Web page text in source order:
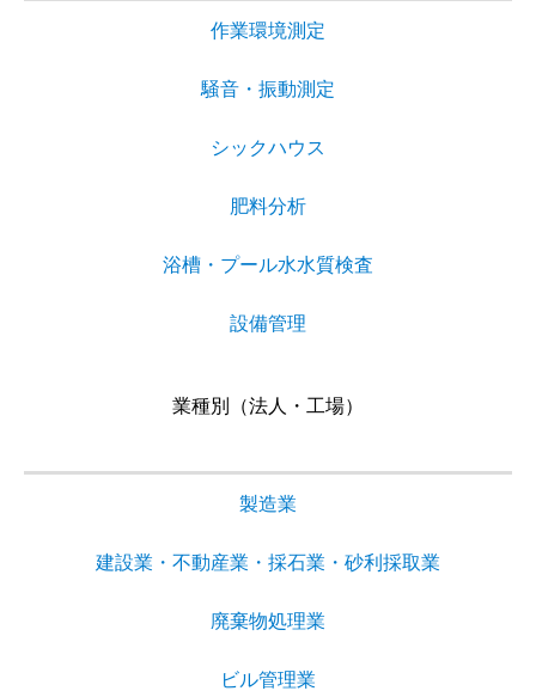
作業環境測定
騒音・振動測定
シックハウス
肥料分析
浴槽・プール水水質検査
設備管理
業種別（法人・工場）
製造業
建設業・不動産業・採石業・砂利採取業
廃棄物処理業
ビル管理業